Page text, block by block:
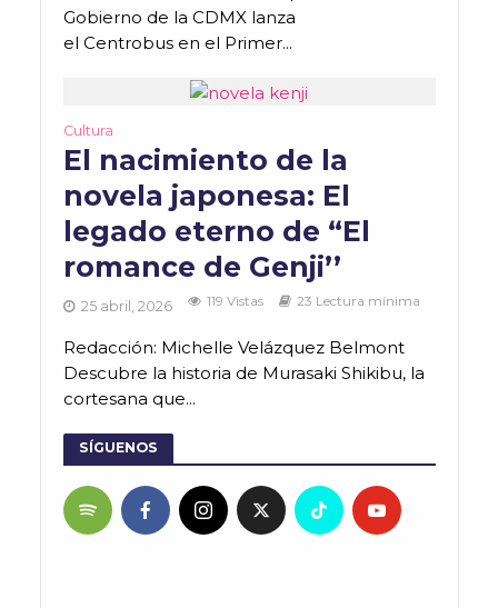
Gobierno de la CDMX lanza
el Centrobus en el Primer...
Cultura
El nacimiento de la
novela japonesa: El
legado eterno de “El
romance de Genji’’
25 abril, 2026 119 Vistas 23 Lectura mínima
Redacción: Michelle Velázquez Belmont
Descubre la historia de Murasaki Shikibu, la
cortesana que...
SÍGUENOS